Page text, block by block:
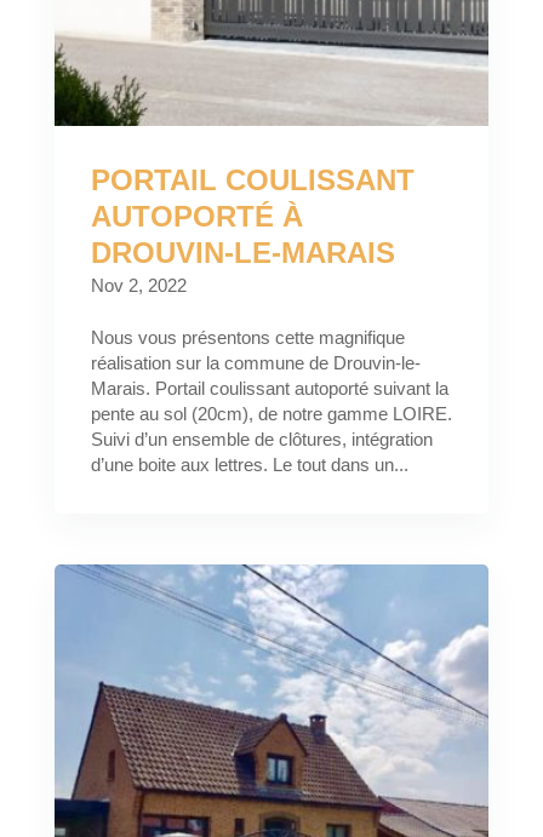
PORTAIL COULISSANT
AUTOPORTÉ À
DROUVIN-LE-MARAIS
Nov 2, 2022
Nous vous présentons cette magnifique
réalisation sur la commune de Drouvin-le-
Marais. Portail coulissant autoporté suivant la
pente au sol (20cm), de notre gamme LOIRE.
Suivi d’un ensemble de clôtures, intégration
d’une boite aux lettres. Le tout dans un...